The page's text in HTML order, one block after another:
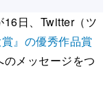
日、Twitter（ツ
』の優秀作品賞
のメッセージをつ